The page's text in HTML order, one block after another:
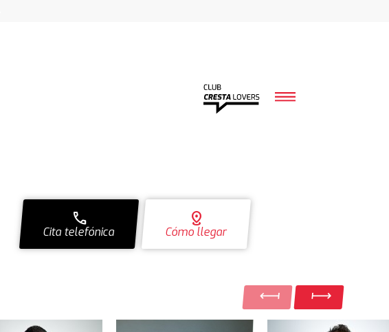
distance
Cómo llegar
call
Cita telefónica